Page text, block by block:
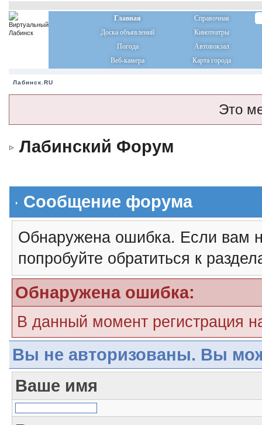
Главная
Справочная
Доска объявлений
Кинотеатры
Погода
Автовокзал
Веб-камера
Карта города
Лабинск.RU
Это
Лабинский Форум
Сообщение форума
Обнаружена ошибка. Если вам
попробуйте обратиться к
Обнаружена ошибка:
В данный момент регистрация
Вы не авторизованы. Вы
Ваше имя